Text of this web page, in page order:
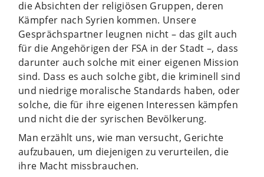
die Absichten der religiösen Gruppen, deren
Kämpfer nach Syrien kommen. Unsere
Gesprächspartner leugnen nicht – das gilt auch
für die Angehörigen der FSA in der Stadt –, dass
darunter auch solche mit einer eigenen Mission
sind. Dass es auch solche gibt, die kriminell sind
und niedrige moralische Standards haben, oder
solche, die für ihre eigenen Interessen kämpfen
und nicht die der syrischen Bevölkerung.
Man erzählt uns, wie man versucht, Gerichte
aufzubauen, um diejenigen zu verurteilen, die
ihre Macht missbrauchen.